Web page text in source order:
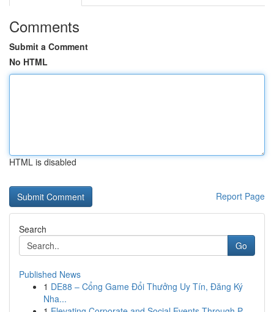
Comments
Submit a Comment
No HTML
HTML is disabled
Report Page
Search
Go
Published News
1 DE88 – Cổng Game Đổi Thưởng Uy Tín, Đăng Ký
Nha...